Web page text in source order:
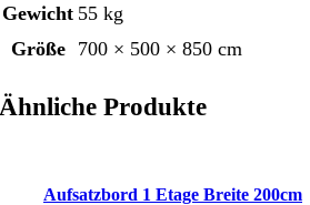
Gewicht 55 kg
Größe
700 × 500 × 850 cm
Ähnliche Produkte
Aufsatzbord 1 Etage Breite 200cm